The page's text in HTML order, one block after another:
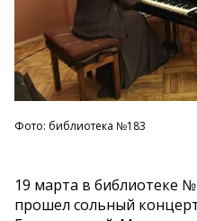
Фото: библиотека №183
19 марта в библиотеке
прошел сольный